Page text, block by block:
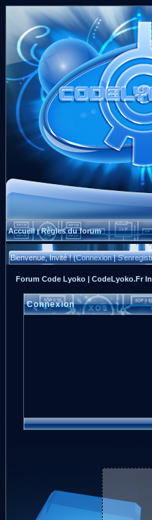
Accueil|Règles du forum
Bienvenue, Invité ! (Connexion|
Forum Code Lyoko | CodeLyoko.Fr
Connexion